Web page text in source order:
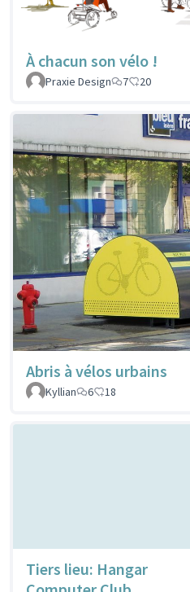
À chacun son vélo !
Praxie Design
7 20
Abris à vélos urbains
Kyllian
6 18
Tiers lieu: Hangar